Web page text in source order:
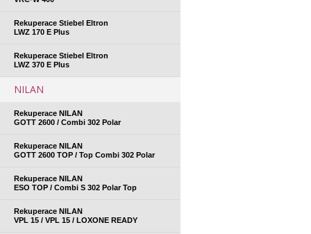
Rekuperace Stiebel Eltron
LWZ 170 E Plus
Rekuperace Stiebel Eltron
LWZ 370 E Plus
NILAN
Rekuperace NILAN
GOTT 2600 / Combi 302 Polar
Rekuperace NILAN
GOTT 2600 TOP / Top Combi 302 Polar
Rekuperace NILAN
ESO TOP / Combi S 302 Polar Top
Rekuperace NILAN
VPL 15 / VPL 15 / LOXONE READY